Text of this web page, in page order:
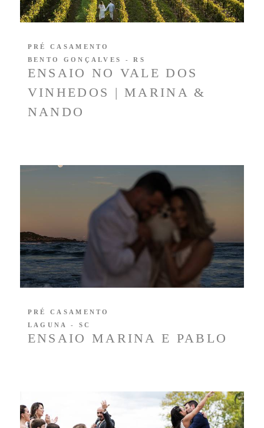
ENSAIO NO VALE DOS
VINHEDOS | MARINA &
NANDO
PRÉ CASAMENTO
BENTO GONÇALVES - RS
ENSAIO MARINA E PABLO
PRÉ CASAMENTO
LAGUNA - SC